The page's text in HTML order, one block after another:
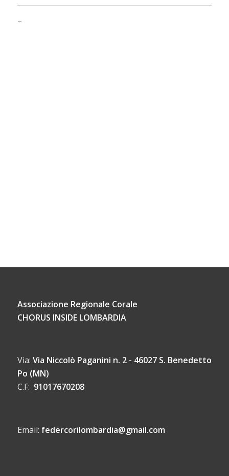
–
Associazione Regionale Corale
CHORUS INSIDE LOMBARDIA
Via: Via Niccolò Paganini n. 2 - 46027 S. Benedetto
Po (MN)
C.F: 91017670208
Email: federcorilombardia@gmail.com